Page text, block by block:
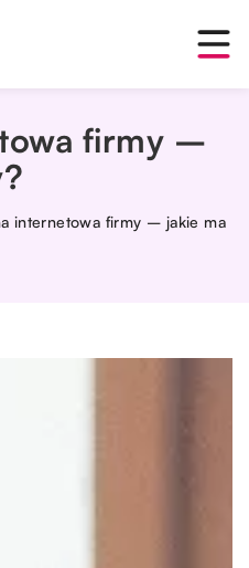
firmy –
internetowa firmy – jakie ma